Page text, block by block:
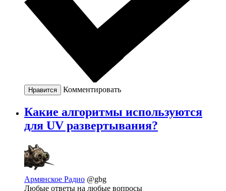
Нравится Комментировать
Какие алгоритмы используются
для UV развертывания?
Армянское Радио @gbg
Любые ответы на любые вопросы